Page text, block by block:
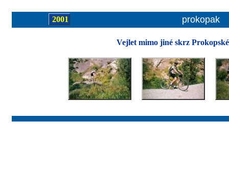
2001 prokopak
Vejlet mimo jiné skrz